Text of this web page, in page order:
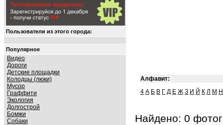
Пользователи из этого города:
Популярное
Видео
Дороги
Детские площадки
Колодцы (люки)
Мусор
Граффити
Экология
Долгострой
Бомжи
Собаки
Алфавит:
4 А Б В Г Д Е Ж З И Й К Л М Н
Найдено: 0